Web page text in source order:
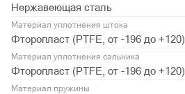
Нержавеющая сталь
Материал уплотнения штока
Фторопласт (PTFE, от -196 до +120)
Материал уплотнения сальника
Фторопласт (PTFE, от -196 до +120)
Материал пружины